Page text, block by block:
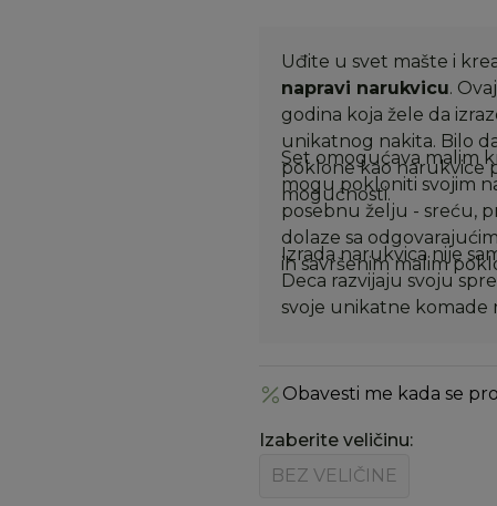
Uđite u svet mašte i
napravi narukvicu.
godina koja žele da
unikatnog nakita. Bilo
poklone kao narukvice
mogućnosti.
Set omogućava malim
mogu pokloniti svojim
posebnu želju - sreću,
dolaze sa
ih savršenim malim
Izrada narukvica nije
Deca razvijaju svoju
svoje unikatne komade
Obavesti me kada se
Izaberite veličinu:
BEZ VELIČINE